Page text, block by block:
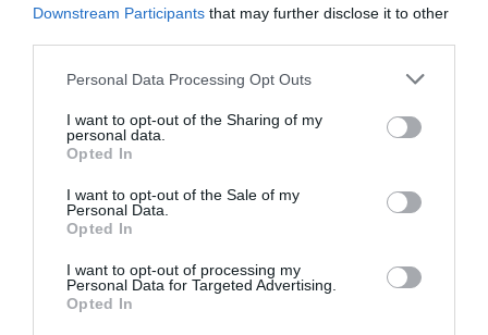
Downstream Participants that may further disclose it to other
Personal Data Processing Opt Outs
I want to opt-out of the Sharing of my
personal data.
Opted In
I want to opt-out of the Sale of my
Personal Data.
Opted In
I want to opt-out of processing my
Personal Data for Targeted Advertising.
Opted In